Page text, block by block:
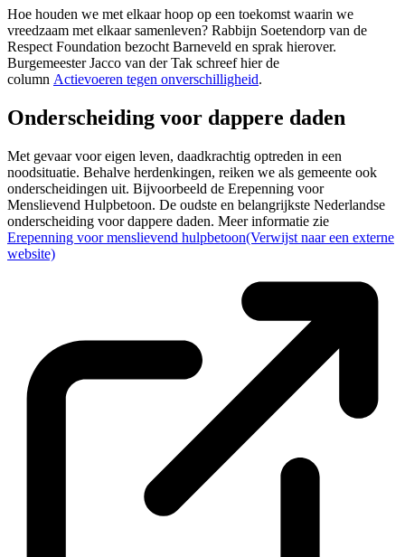
Hoe houden we met elkaar hoop op een toekomst waarin we
vreedzaam met elkaar samenleven? Rabbijn Soetendorp van de
Respect Foundation bezocht Barneveld en sprak hierover.
Burgemeester Jacco van der Tak schreef hier de
column Actievoeren tegen onverschilligheid.
Onderscheiding voor dappere daden
Met gevaar voor eigen leven, daadkrachtig optreden in een
noodsituatie. Behalve herdenkingen, reiken we als gemeente ook
onderscheidingen uit. Bijvoorbeeld de Erepenning voor
Menslievend Hulpbetoon. De oudste en belangrijkste Nederlandse
onderscheiding voor dappere daden. Meer informatie zie
Erepenning voor menslievend hulpbetoon(Verwijst naar een externe
website)